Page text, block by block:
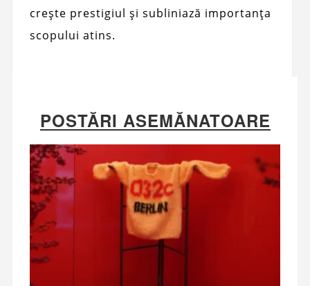
crește prestigiul și subliniază importanța
scopului atins.
POSTĂRI ASEMĂNATOARE